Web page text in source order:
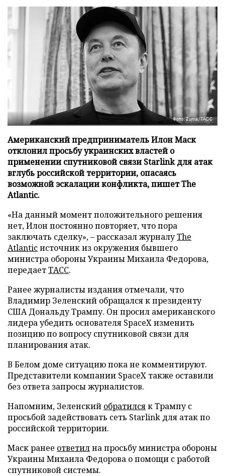
Фото: Zuma/ТАСС
Американский предприниматель Илон Маск
отклонил просьбу украинских властей о
применении спутниковой связи Starlink для атак
вглубь российской территории, опасаясь
возможной эскалации конфликта, пишет The
Atlantic.
«На данный момент положительного решения
нет, Илон постоянно повторяет, что пора
заключать сделку», – рассказал журналуThe
Atlanticисточник из окружения бывшего
министра обороны Украины Михаила Федорова,
передаетТАСС.
Ранее журналисты издания отмечали, что
Владимир Зеленский обращался к президенту
США Дональду Трампу. Он просил американского
лидера убедить основателя SpaceX изменить
позицию по вопросу спутниковой связи для
планирования атак.
В Белом доме ситуацию пока не комментируют.
Представители компании SpaceX также оставили
без ответа запросы журналистов.
Напомним, Зеленский обратилсяк Трампу с
просьбой задействовать сеть Starlink для атак по
российской территории.
Маск ранее ответилна просьбу министра обороны
Украины Михаила Федорова о помощи с работой
спутниковой системы.